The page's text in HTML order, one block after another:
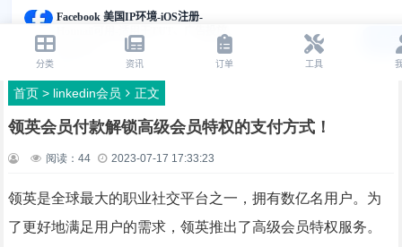
首页> linkedin会员 正文
领英会员付款解锁高级会员特权的支付方式！
阅读： 44 2023-07-17 17:33:23
领英是全球最大的职业社交平台之一，拥有数亿名用户。为
了更好地满足用户的需求，领英推出了高级会员特权服务。